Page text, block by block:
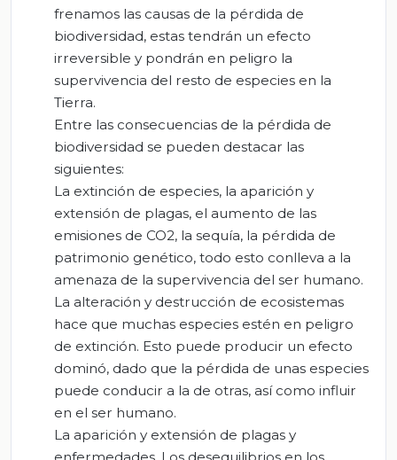
frenamos las causas de la pérdida de
biodiversidad, estas tendrán un efecto
irreversible y pondrán en peligro la
supervivencia del resto de especies en la
Tierra.
Entre las consecuencias de la pérdida de
biodiversidad se pueden destacar las
siguientes:
La extinción de especies, la aparición y
extensión de plagas, el aumento de las
emisiones de CO2, la sequía, la pérdida de
patrimonio genético, todo esto conlleva a la
amenaza de la supervivencia del ser humano.
La alteración y destrucción de ecosistemas
hace que muchas especies estén en peligro
de extinción. Esto puede producir un efecto
dominó, dado que la pérdida de unas especies
puede conducir a la de otras, así como influir
en el ser humano.
La aparición y extensión de plagas y